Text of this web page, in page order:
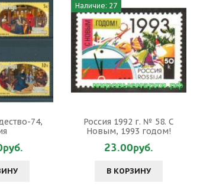
74,
Наличие: 27
Россия 1992 г. № 58. С
Новым, 1993 годом!
23.00руб.
В КОРЗИНУ